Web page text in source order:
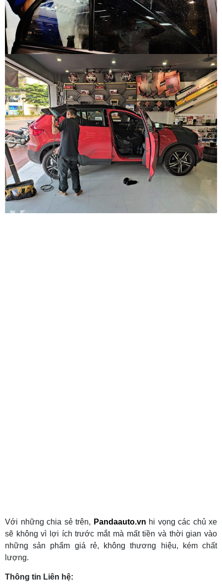
Với những chia sẻ trên, Pandaauto.vn hi vọng các chủ xe
sẽ không vì lợi ích trước mắt mà mất tiền và thời gian vào
những sản phẩm giá rẻ, không thương hiệu, kém chất
lượng.
Thông tin Liên hệ: